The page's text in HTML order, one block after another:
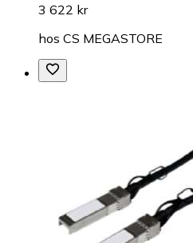
3 622 kr
hos CS MEGASTORE